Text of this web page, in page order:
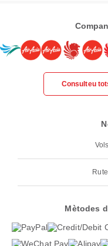
Consulteu
Mètodes